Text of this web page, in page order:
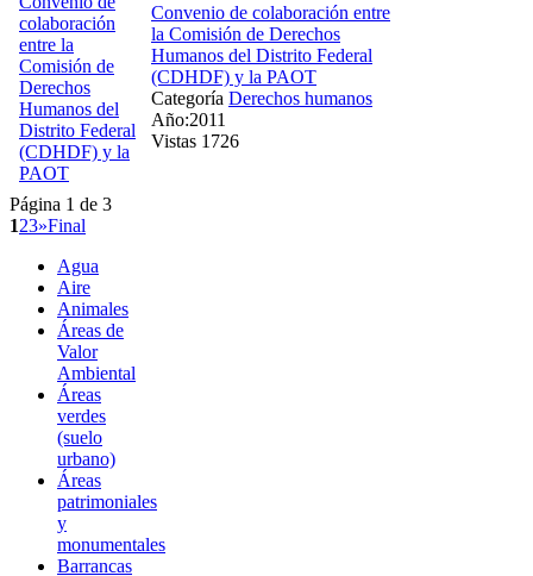
Convenio de colaboración entre
la Comisión de Derechos
Humanos del Distrito Federal
(CDHDF) y la PAOT
Categoría Derechos humanos
Año:2011
Vistas 1726
Página 1 de 3
123»Final
Agua
Aire
Animales
Áreas de
Valor
Ambiental
Áreas
verdes
(suelo
urbano)
Áreas
patrimoniales
y
monumentales
Barrancas